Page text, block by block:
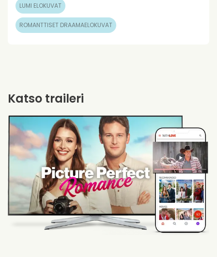
LUMI ELOKUVAT
ROMANTTISET DRAAMAELOKUVAT
Katso traileri